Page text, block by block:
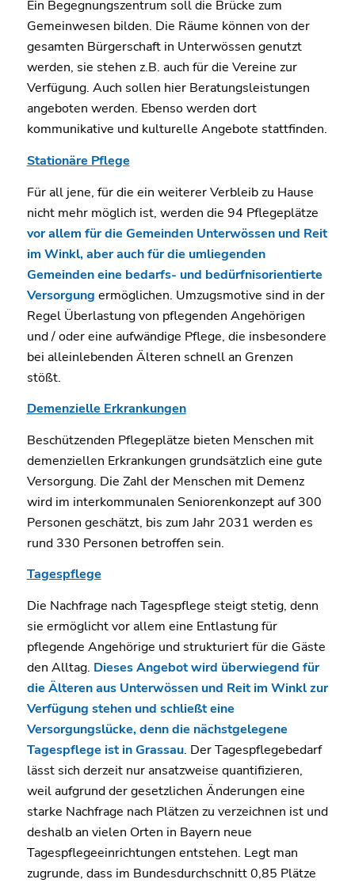
Ein Begegnungszentrum soll die Brücke zum
Gemeinwesen bilden. Die Räume können von der
gesamten Bürgerschaft in Unterwössen genutzt
werden, sie stehen z.B. auch für die Vereine zur
Verfügung. Auch sollen hier Beratungsleistungen
angeboten werden. Ebenso werden dort
kommunikative und kulturelle Angebote stattfinden.
Stationäre Pflege
Für all jene, für die ein weiterer Verbleib zu Hause
nicht mehr möglich ist, werden die 94 Pflegeplätze
vor allem für die Gemeinden Unterwössen und Reit
im Winkl, aber auch für die umliegenden
Gemeinden eine bedarfs- und bedürfnisorientierte
Versorgung ermöglichen. Umzugsmotive sind in der
Regel Überlastung von pflegenden Angehörigen
und / oder eine aufwändige Pflege, die insbesondere
bei alleinlebenden Älteren schnell an Grenzen
stößt.
Demenzielle Erkrankungen
Beschützenden Pflegeplätze bieten Menschen mit
demenziellen Erkrankungen grundsätzlich eine gute
Versorgung. Die Zahl der Menschen mit Demenz
wird im interkommunalen Seniorenkonzept auf 300
Personen geschätzt, bis zum Jahr 2031 werden es
rund 330 Personen betroffen sein.
Tagespflege
Die Nachfrage nach Tagespflege steigt stetig, denn
sie ermöglicht vor allem eine Entlastung für
pflegende Angehörige und strukturiert für die Gäste
den Alltag. Dieses Angebot wird überwiegend für
die Älteren aus Unterwössen und Reit im Winkl zur
Verfügung stehen und schließt eine
Versorgungslücke, denn die nächstgelegene
Tagespflege ist in Grassau. Der Tagespflegebedarf
lässt sich derzeit nur ansatzweise quantifizieren,
weil aufgrund der gesetzlichen Änderungen eine
starke Nachfrage nach Plätzen zu verzeichnen ist und
deshalb an vielen Orten in Bayern neue
Tagespflegeeinrichtungen entstehen. Legt man
zugrunde, dass im Bundesdurchschnitt 0,85 Plätze